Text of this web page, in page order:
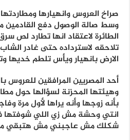
صراخ العروس وانهيارها
وسط صالة الوصول دفع
الطائرة لاعتقاد انها تطارد لص
تلاحقه لاسترداده حتى غادر
الارض بانهيار ويأس تلطم خديها
أحد المصريين المرافقين للعروس
وهيئتها المحزنة لسؤالها حول
بأنه زوجها وأنه يراها لأول مرة
انتي وحشة مش زي اللي
شكلك مش عاجبني مش هتبقي